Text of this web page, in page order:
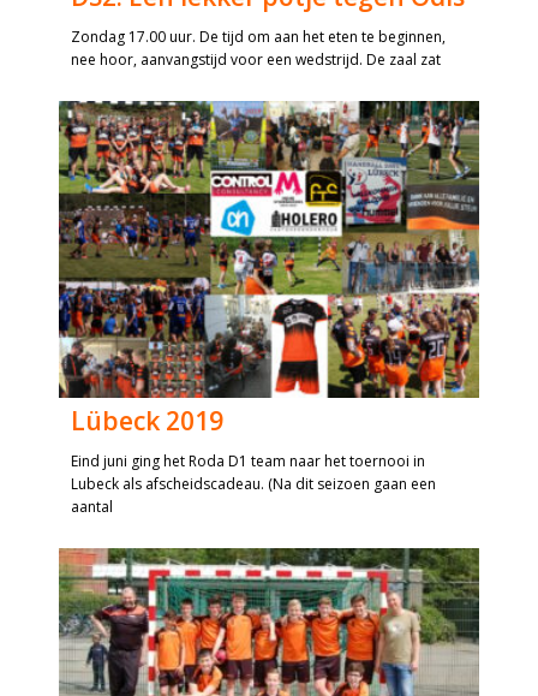
Zondag 17.00 uur. De tijd om aan het eten te beginnen,
nee hoor, aanvangstijd voor een wedstrijd. De zaal zat
Lübeck 2019
Eind juni ging het Roda D1 team naar het toernooi in
Lubeck als afscheidscadeau. (Na dit seizoen gaan een
aantal